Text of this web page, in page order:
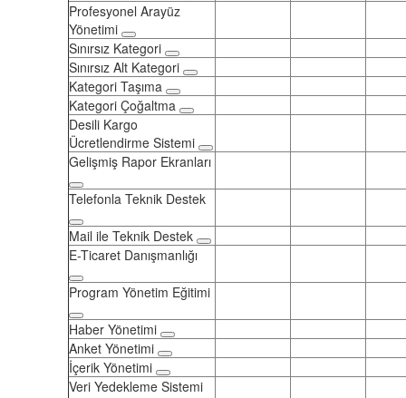
Profesyonel Arayüz
Yönetimi
Sınırsız Kategori
Sınırsız Alt Kategori
Kategori Taşıma
Kategori Çoğaltma
Desili Kargo
Ücretlendirme Sistemi
Gelişmiş Rapor Ekranları
Telefonla Teknik Destek
Mail ile Teknik Destek
E-Ticaret Danışmanlığı
Program Yönetim Eğitimi
Haber Yönetimi
Anket Yönetimi
İçerik Yönetimi
Veri Yedekleme Sistemi